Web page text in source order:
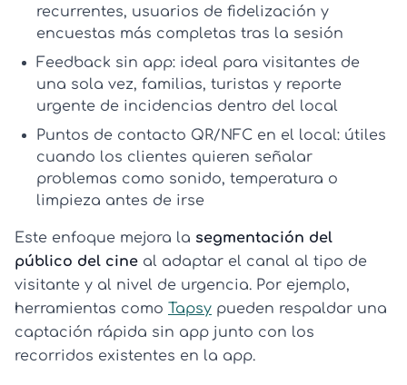
recurrentes, usuarios de fidelización y
encuestas más completas tras la sesión
Feedback sin app: ideal para visitantes de
una sola vez, familias, turistas y reporte
urgente de incidencias dentro del local
Puntos de contacto QR/NFC en el local: útiles
cuando los clientes quieren señalar
problemas como sonido, temperatura o
limpieza antes de irse
Este enfoque mejora la segmentación del
público del cine al adaptar el canal al tipo de
visitante y al nivel de urgencia. Por ejemplo,
herramientas como Tapsy pueden respaldar una
captación rápida sin app junto con los
recorridos existentes en la app.